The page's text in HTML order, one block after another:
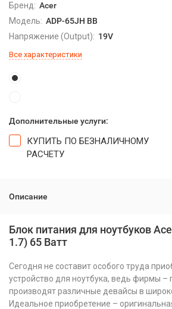
Бренд: Acer
Модель: ADP-65JH BB
Напряжение (Output): 19V
Все характеристики
Дополнительные услуги:
КУПИТЬ ПО БЕЗНАЛИЧНОМУ
РАСЧЕТУ
Описание
Блок питания для ноутбуков
1.7) 65 Ватт
Сегодня не составит особого труда
устройство для ноутбука, ведь фирмы –
производят различные девайсы в
Идеальное приобретение –